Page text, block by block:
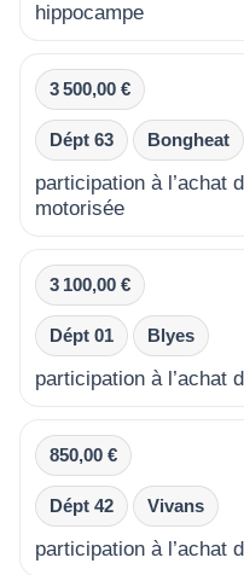
hippocampe
3 500,00 €
Dépt 63 Bongheat
participation à l’achat
motorisée
3 100,00 €
Dépt 01 Blyes
participation à l’achat
850,00 €
Dépt 42 Vivans
participation à l’achat